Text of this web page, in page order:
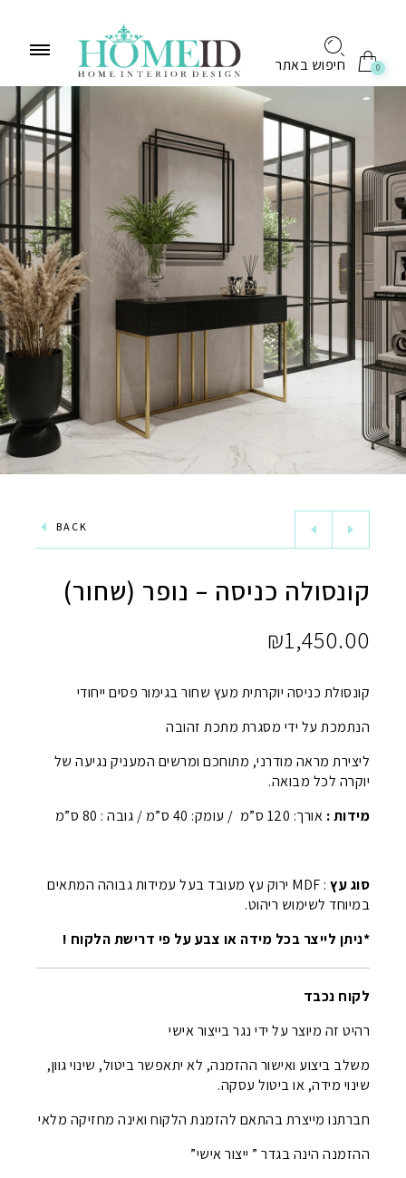
חיפוש באתר 0
BACK
קונסולה כניסה – נופר (שחור)
₪1,450.00
קונסולת כניסה יוקרתית מעץ שחור בגימור פסים ייחודי
הנתמכת על ידי מסגרת מתכת זהובה
ליצירת מראה מודרני, מתוחכם ומרשים המעניק נגיעה של
יוקרה לכל מבואה.
מידות : אורך: 120 ס”מ / עומק: 40 ס”מ / גובה : 80 ס”מ
סוג עץ
: MDF ירוק עץ מעובד בעל עמידות גבוהה המתאים
במיוחד לשימוש ריהוט.
*ניתן לייצר בכל מידה או צבע על פי דרישת הלקוח !
לקוח נכבד
רהיט זה מיוצר על ידי נגר בייצור אישי
משלב ביצוע ואישור ההזמנה, לא יתאפשר ביטול, שינוי גוון,
שינוי מידה, או ביטול עסקה.
חברתנו מייצרת בהתאם להזמנת הלקוח ואינה מחזיקה מלאי
ההזמנה הינה בגדר ” ייצור אישי”